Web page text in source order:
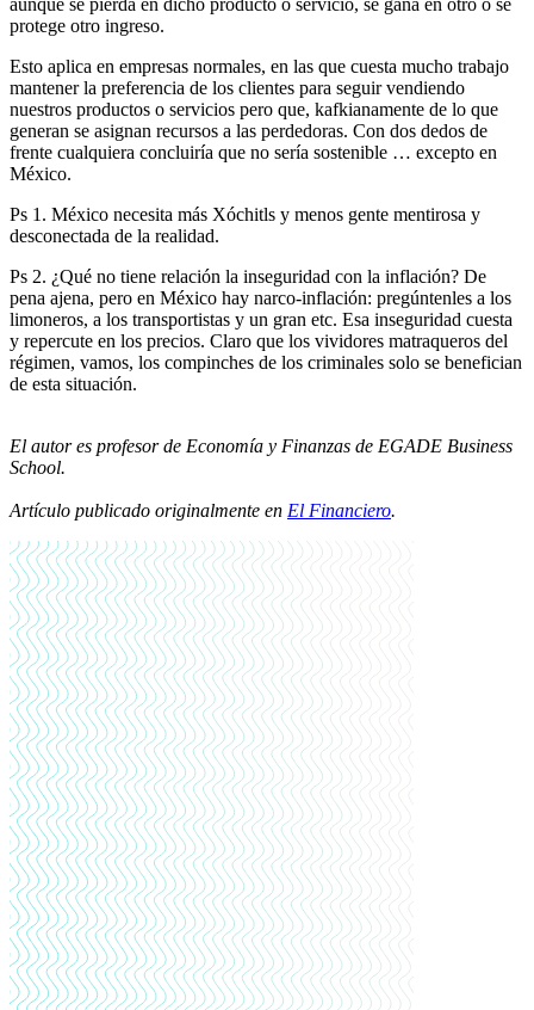
aunque se pierda en dicho producto o servicio, se gana en otro o se
protege otro ingreso.
Esto aplica en empresas normales, en las que cuesta mucho trabajo
mantener la preferencia de los clientes para seguir vendiendo
nuestros productos o servicios pero que, kafkianamente de lo que
generan se asignan recursos a las perdedoras. Con dos dedos de
frente cualquiera concluiría que no sería sostenible … excepto en
México.
Ps 1. México necesita más Xóchitls y menos gente mentirosa y
desconectada de la realidad.
Ps 2. ¿Qué no tiene relación la inseguridad con la inflación? De
pena ajena, pero en México hay narco-inflación: pregúntenles a los
limoneros, a los transportistas y un gran etc. Esa inseguridad cuesta
y repercute en los precios. Claro que los vividores matraqueros del
régimen, vamos, los compinches de los criminales solo se benefician
de esta situación.
El autor es profesor de Economía y Finanzas de EGADE Business
School.
Artículo publicado originalmente en El Financiero.